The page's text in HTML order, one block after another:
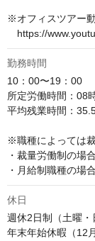
※オフィスツアー
https://
勤務時間
10：00〜19：00
所定労働時間：08
平均残業時間：
※職種によっては
・裁量労働制の場
・月給制職種の場
休日
週休2日制（土曜・
年末年始休暇（12